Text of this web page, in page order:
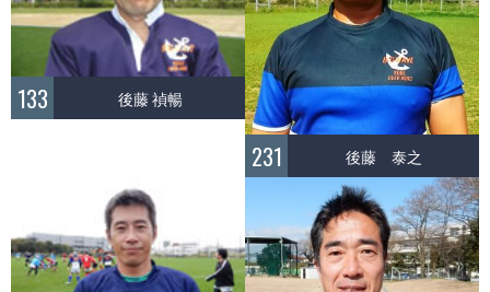
133 後藤 禎暢
231 後藤 泰之